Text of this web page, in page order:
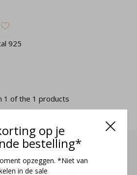
op je
bestelling*
opzeggen. *Niet van
in de sale
925
1 of the 1 products
onze nieuwsbrief